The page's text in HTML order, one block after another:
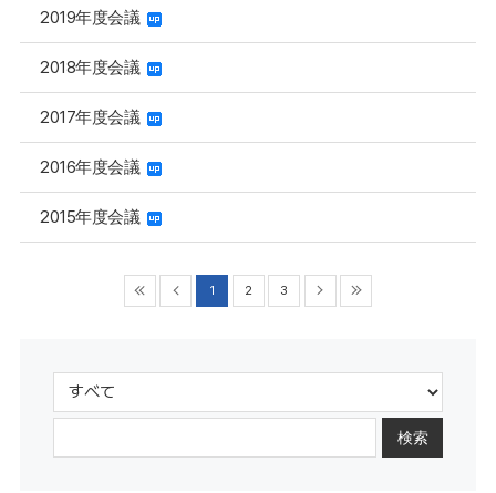
2019年度会議
2018年度会議
2017年度会議
2016年度会議
2015年度会議
1 2 3
検索